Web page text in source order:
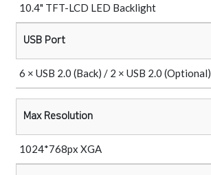
10.4" TFT-LCD LED Backlight
USB Port
6 × USB 2.0 (Back) / 2 × USB 2.0 (Optional)
Max Resolution
1024*768px XGA